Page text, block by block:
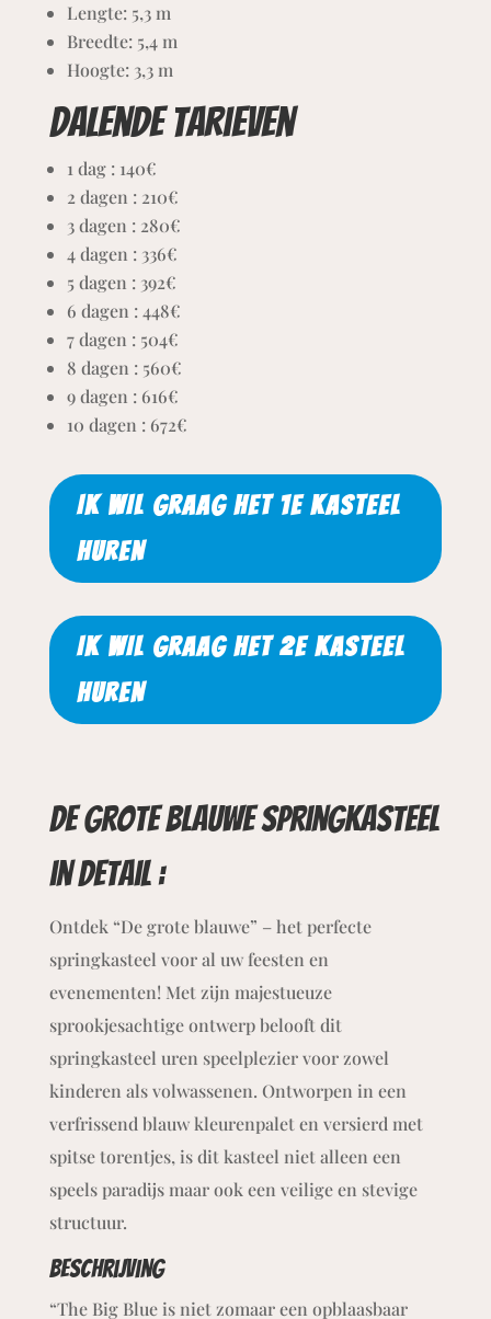
Lengte: 5,3 m
Breedte: 5,4m
Hoogte: 3,3 m
Dalende tarieven
1 dag : 140€
2 dagen : 210€
3 dagen : 280€
4 dagen : 336€
5 dagen : 392€
6 dagen : 448€
7 dagen : 504€
8 dagen : 560€
9 dagen : 616€
10 dagen : 672€
IK WIL GRAAG HET 1E KASTEEL
HUREN
IK WIL GRAAG HET 2E KASTEEL
HUREN
De grote blauwe springkasteel
in detail :
Ontdek “De grote blauwe” – het perfecte
springkasteel voor al uw feesten en
evenementen! Met zijn majestueuze
sprookjesachtige ontwerp belooft dit
springkasteel uren speelplezier voor zowel
kinderen als volwassenen. Ontworpen in een
verfrissend blauw kleurenpalet en versierd met
spitse torentjes, is dit kasteel niet alleen een
speels paradijs maar ook een veilige en stevige
structuur.
Beschrijving
“The Big Blue is niet zomaar een opblaasbaar